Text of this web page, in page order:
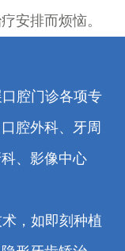
安排而烦恼。
腔门诊各项专
腔外科、牙周
、影像中心
，如即刻种植